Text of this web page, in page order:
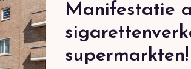
Manifestatie
supermarkten!